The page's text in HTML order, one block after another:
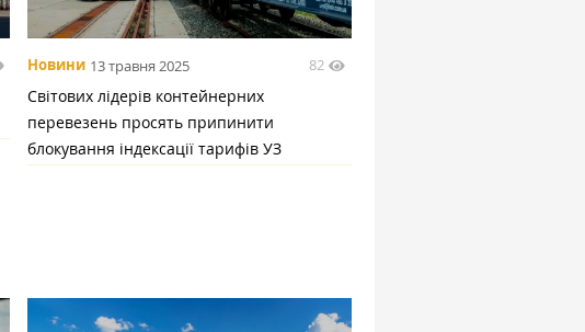
Новини 13 травня 2025 82
Світових лідерів контейнерних
перевезень просять припинити
блокування індексації тарифів УЗ